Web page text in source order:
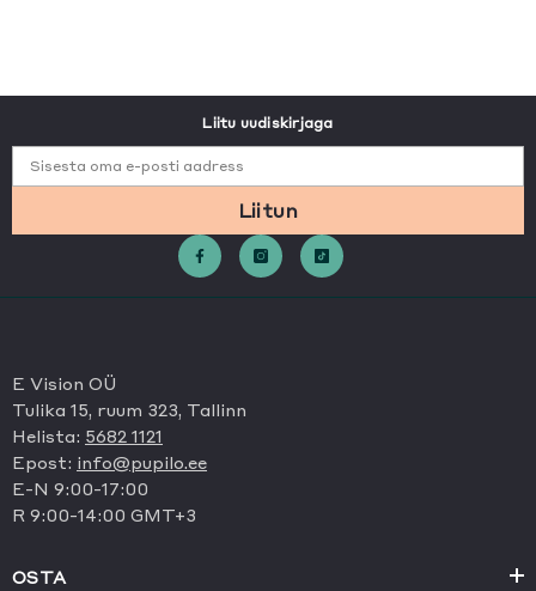
Liitu uudiskirjaga
Sisesta oma e-posti aadress
Liitun
E Vision OÜ
Tulika 15, ruum 323, Tallinn
Helista: 5682 1121
Epost: info@pupilo.ee
E-N 9:00-17:00
R 9:00-14:00 GMT+3
OSTA